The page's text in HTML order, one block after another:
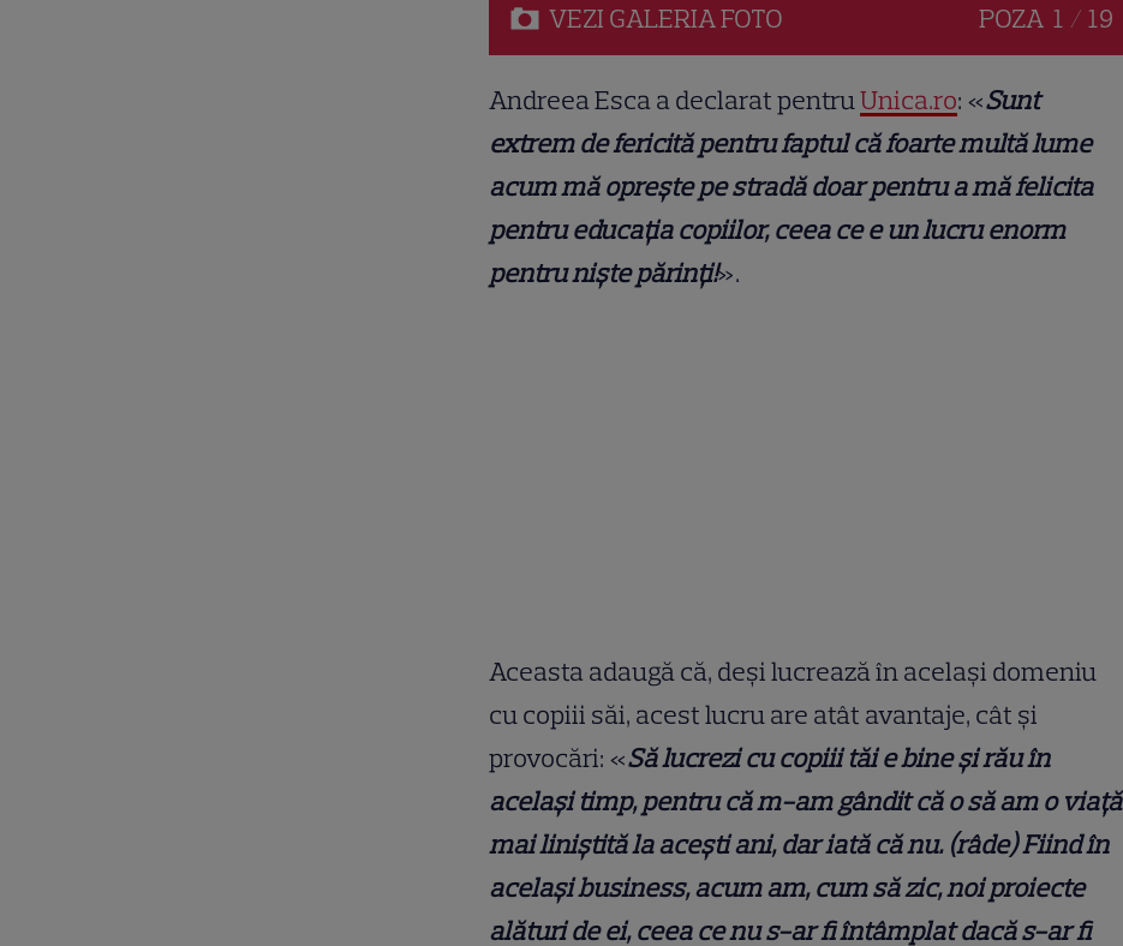
VEZI GALERIAFOTO POZA 1 / 19
Andreea Esca a declarat pentruUnica.ro: «Sunt
extrem de fericită pentru faptul că foarte multă lume
acum mă oprește pe stradă doar pentru a mă felicita
pentru educația copiilor, ceea ce e un lucru enorm
pentru niște părinți!».
Aceasta adaugă că, deși lucrează în același domeniu
cu copiii săi, acest lucru are atât avantaje, cât și
provocări: «Să lucrezi cu copiii tăi e bine și rău în
același timp, pentru că m-am gândit că o să am o viață
mai liniștită la acești ani, dar iată că nu. (râde) Fiind în
același business, acum am, cum să zic, noi proiecte
alături de ei, ceea ce nu s-ar fi întâmplat dacă s-ar fi